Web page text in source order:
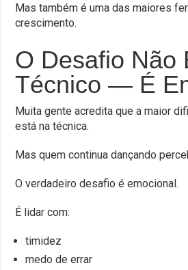
Mas também é uma das maiores
crescimento.
O Desafio Não
Técnico — É
Muita gente acredita que a maior
está na técnica.
Mas quem continua dançando
O verdadeiro desafio é emocional.
É lidar com:
timidez
medo de errar